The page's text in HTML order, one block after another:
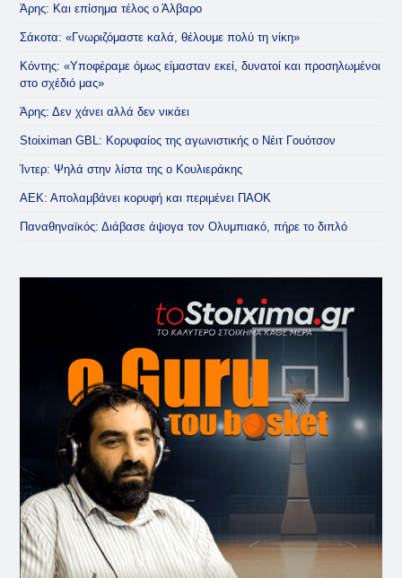
Άρης: Και επίσημα τέλος ο Άλβαρο
Σάκοτα: «Γνωριζόμαστε καλά, θέλουμε πολύ τη νίκη»
Κόντης: «Υποφέραμε όμως είμασταν εκεί, δυνατοί και προσηλωμένοι
στο σχέδιό μας»
Άρης: Δεν χάνει αλλά δεν νικάει
Stoiximan GBL: Κορυφαίος της αγωνιστικής ο Νέιτ Γουότσον
Ίντερ: Ψηλά στην λίστα της ο Κουλιεράκης
ΑΕΚ: Απολαμβάνει κορυφή και περιμένει ΠΑΟΚ
Παναθηναϊκός: Διάβασε άψογα τον Ολυμπιακό, πήρε το διπλό